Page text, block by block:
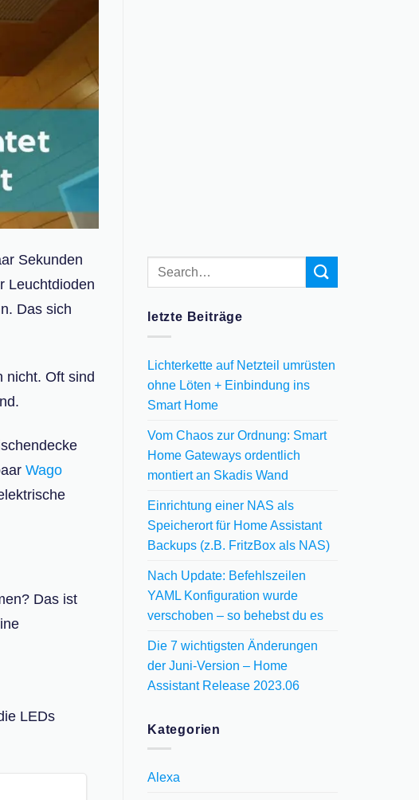
Sekunden
Leuchtdioden
Das sich
nicht. Oft sind
Wago
Das ist
LEDs
letzte Beiträge
Lichterkette auf Netzteil umrüsten
ohne Löten + Einbindung ins
Smart Home
Vom Chaos zur Ordnung: Smart
Home Gateways ordentlich
montiert an Skadis Wand
Einrichtung einer NAS als
Speicherort für Home Assistant
Backups (z.B. FritzBox als NAS)
Nach Update: Befehlszeilen
YAML Konfiguration wurde
verschoben – so behebst du es
Die 7 wichtigsten Änderungen
der Juni-Version – Home
Assistant Release 2023.06
Kategorien
Alexa